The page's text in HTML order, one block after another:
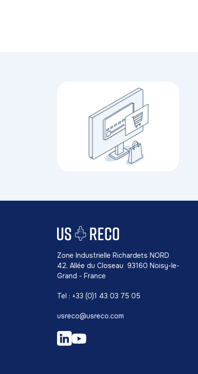
Zone Industrielle Richardets NORD
42, Allée du Closeau 93160 Noisy-le-
Grand - France
Tel : +33 (0)1 43 03 75 05
usreco@usreco.com